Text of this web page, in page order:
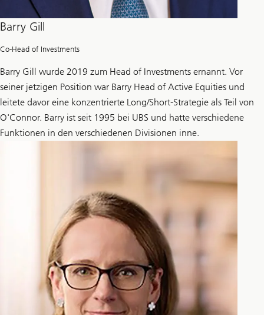
Barry Gill
Co-Head of Investments
Barry Gill wurde 2019 zum Head of Investments ernannt. Vor
seiner jetzigen Position war Barry Head of Active Equities und
leitete davor eine konzentrierte Long/Short-Strategie als Teil von
O'Connor. Barry ist seit 1995 bei UBS und hatte verschiedene
Funktionen in den verschiedenen Divisionen inne.